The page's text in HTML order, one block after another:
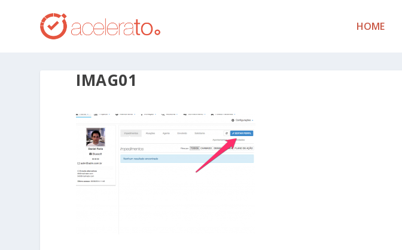
HOME
IMAG01